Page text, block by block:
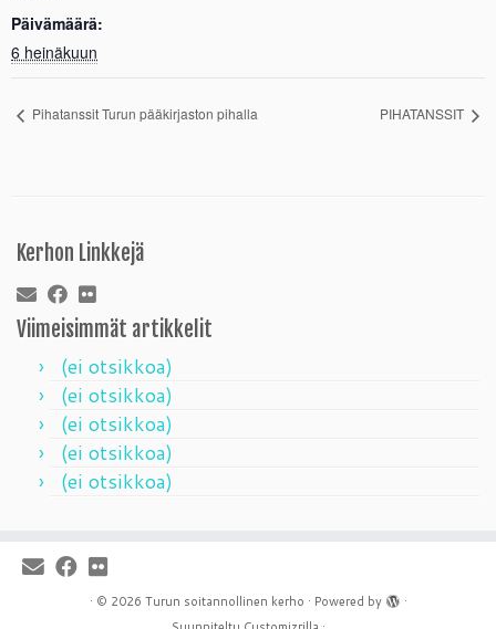
Päivämäärä:
6 heinäkuun
Pihatanssit Turun pääkirjaston pihalla PIHATANSSIT
Kerhon Linkkejä
Viimeisimmät artikkelit
(ei otsikkoa)
(ei otsikkoa)
(ei otsikkoa)
(ei otsikkoa)
(ei otsikkoa)
· © 2026 Turun soitannollinen kerho · Powered by
·